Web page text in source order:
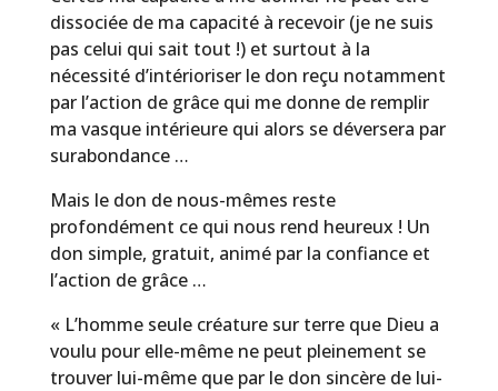
dissociée de ma capacité à recevoir (je ne suis
pas celui qui sait tout !) et surtout à la
nécessité d’intérioriser le don reçu notamment
par l’action de grâce qui me donne de remplir
ma vasque intérieure qui alors se déversera par
surabondance …
Mais le don de nous-mêmes reste
profondément ce qui nous rend heureux ! Un
don simple, gratuit, animé par la confiance et
l’action de grâce …
« L’homme seule créature sur terre que Dieu a
voulu pour elle-même ne peut pleinement se
trouver lui-même que par le don sincère de lui-